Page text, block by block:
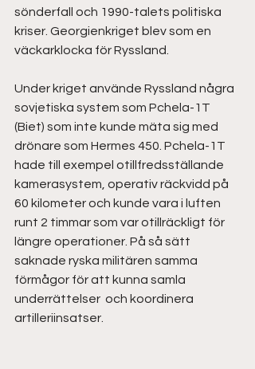
sönderfall och 1990-talets politiska
kriser. Georgienkriget blev som en
väckarklocka för Ryssland.
Under kriget använde Ryssland några
sovjetiska system som Pchela-1T
(Biet) som inte kunde mäta sig med
drönare som Hermes 450. Pchela-1T
hade till exempel otillfredsställande
kamerasystem, operativ räckvidd på
60 kilometer och kunde vara i luften
runt 2 timmar som var otillräckligt för
längre operationer. På så sätt
saknade ryska militären samma
förmågor för att kunna samla
underrättelser  och koordinera
artilleriinsatser.